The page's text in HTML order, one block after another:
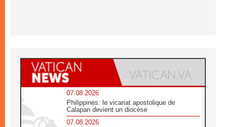
07.08.2026
Philippines: le vicariat apostolique de
Calapan devient un diocèse
07.08.2026